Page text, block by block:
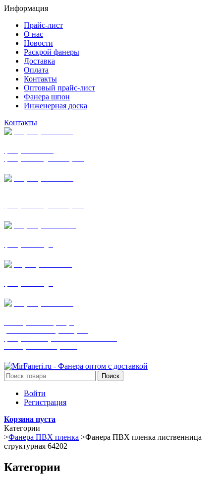
Информация
Прайс-лист
О нас
Новости
Раскрой фанеры
Доставка
Оплата
Контакты
Оптовый прайс-лист
Фанера шпон
Инженерная доска
Контакты
Поиск
Войти
Регистрация
Корзина пуста
Категории
>Фанера ПВХ пленка >Фанера ПВХ пленка лиственница
структурная 64202
Категории